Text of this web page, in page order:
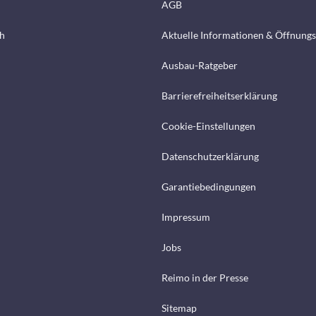
AGB
Aktuelle Informationen &
Ausbau-Ratgeber
Barrierefreiheitserklärung
Cookie-Einstellungen
Datenschutzerklärung
Garantiebedingungen
Impressum
Jobs
Reimo in der Presse
Sitemap